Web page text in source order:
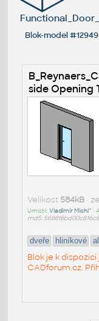
Blok-model #12949
side Opening
Velikost 584kB•
Umístil:Vladimír Michl^ •
md5:
dveře hliníkové
Blok je k
CADforum.cz.